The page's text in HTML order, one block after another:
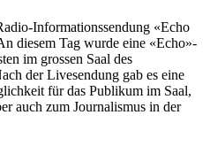
Informationssendung «Echo
diesem Tag wurde eine «Echo»-
im grossen Saal des
der Livesendung gab es eine
für das Publikum im Saal,
auch zum Journalismus in der